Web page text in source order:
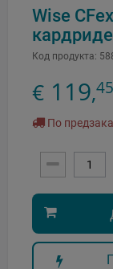
Wise
Код продукта:
€ 119,45
По